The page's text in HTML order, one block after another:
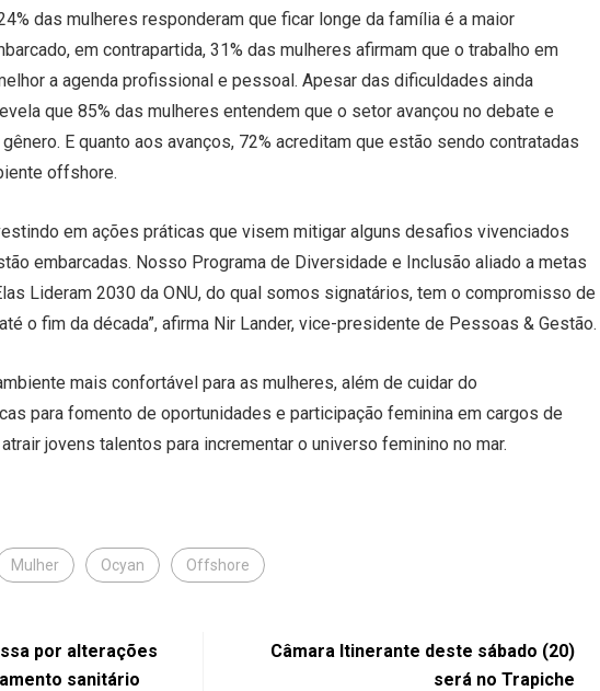
das mulheres responderam que ficar longe da família é a maior
em contrapartida, 31% das mulheres afirmam que o trabalho em
a agenda profissional e pessoal. Apesar das dificuldades ainda
que 85% das mulheres entendem que o setor avançou no debate e
E quanto aos avanços, 72% acreditam que estão sendo contratadas
offshore.
em ações práticas que visem mitigar alguns desafios vivenciados
embarcadas. Nosso Programa de Diversidade e Inclusão aliado a metas
Lideram 2030 da ONU, do qual somos signatários, tem o compromisso de
o fim da década”, afirma Nir Lander, vice-presidente de Pessoas & Gestão.
mais confortável para as mulheres, além de cuidar do
para fomento de oportunidades e participação feminina em cargos de
jovens talentos para incrementar o universo feminino no mar.
Mulher Ocyan Offshore
por alterações
sanitário
Câmara Itinerante deste sábado (20)
será no Trapiche